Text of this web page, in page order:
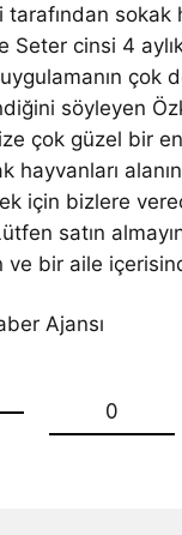
Seter cinsi 4
uygulamanın
söyleyen
çok güzel bir
hayvanları
için bizlere
satın
ve bir aile
Ajansı
0